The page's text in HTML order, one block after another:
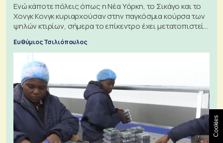
Ενώ κάποτε πόλεις όπως η Νέα Υόρκη, το Σικάγο και το
Χονγκ Κονγκ κυριαρχούσαν στην παγκόσμια κούρσα των
ψηλών κτιρίων, σήμερα το επίκεντρο έχει μετατοπιστεί
Ευθύμιος Τσιλιόπουλος
Cookies